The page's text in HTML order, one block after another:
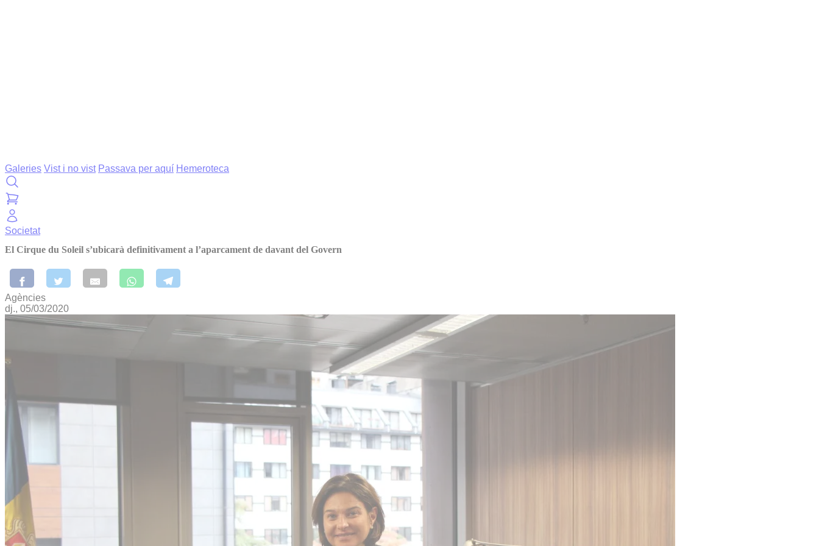
Galeries Vist i no vist Passava per aquí Hemeroteca
Societat
El Cirque du Soleil s’ubicarà definitivament a l’aparcament de davant del Govern
Agències
dj., 05/03/2020